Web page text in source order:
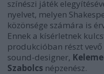
színészi játék
nyelvet, melyen
közönsége számára is
Ennek a kísérletnek
produkcióban részt vevő
sound-designer,
Szabolcs népzenész.